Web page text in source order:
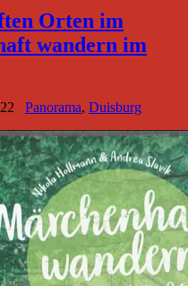
Orten im
wandern im
Panorama, Duisburg